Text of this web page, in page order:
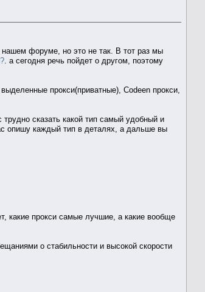
нашем форуме, но это не так. В тот раз мы
. а сегодня речь пойдет о другом, поэтому
прокси(приватные), Codeen прокси,
сказать какой тип самый удобный и
опишу каждый тип в деталях, а дальше вы
какие прокси самые лучшие, а какие вообще
о стабильности и высокой скорости